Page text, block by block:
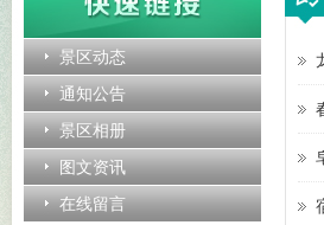
景区动态
通知公告
景区相册
图文资讯
在线留言